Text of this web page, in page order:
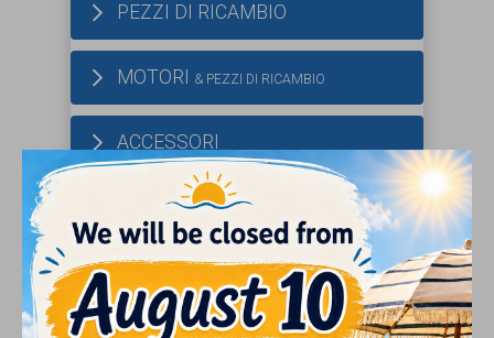
PEZZI DI RICAMBIO
MOTORI & PEZZI DI RICAMBIO
ACCESSORI
PNEUMATICI